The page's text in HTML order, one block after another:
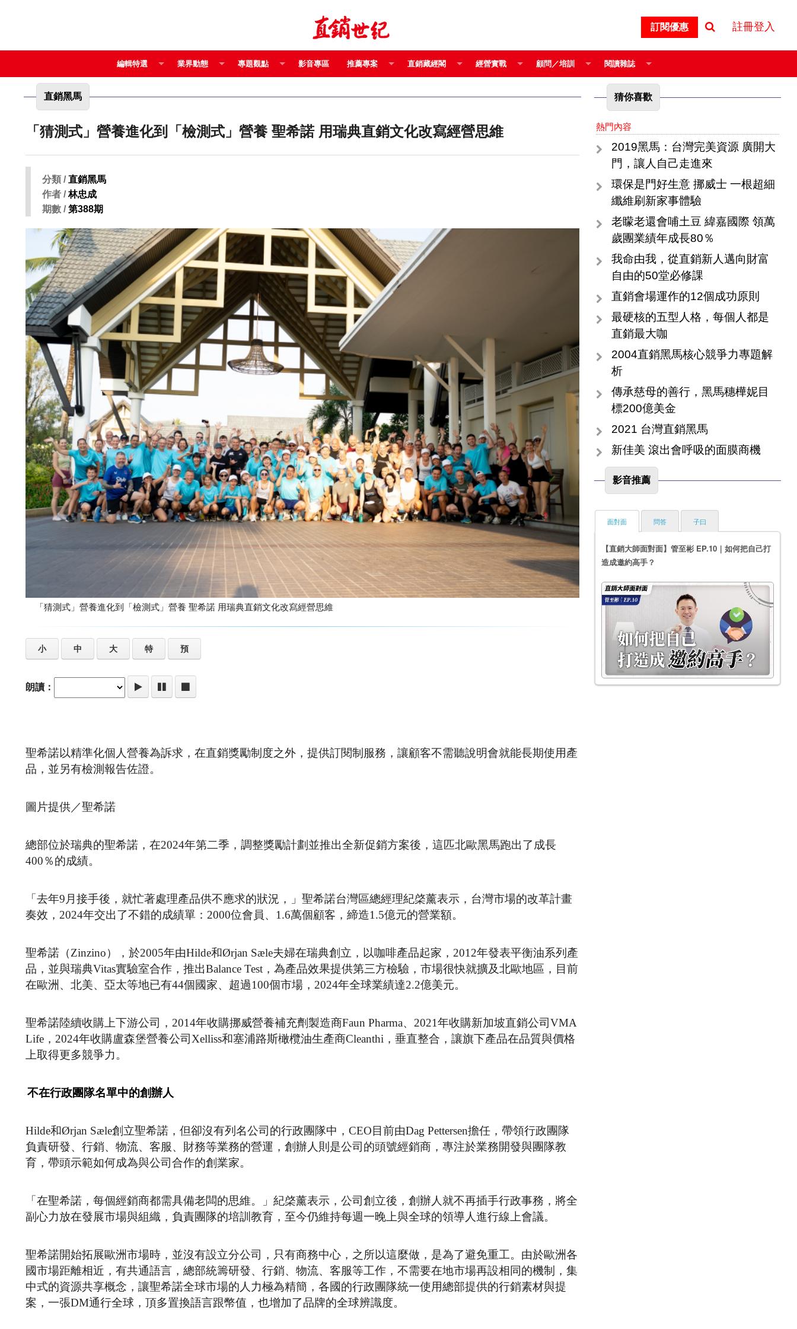
訂閱優惠 註冊登入
編輯特選 業界動態 專題觀點 影音專區 推薦專案 直銷藏經閣 經營實戰 顧問／培訓 閱讀雜誌
直銷黑馬
「猜測式」營養進化到「檢測式」營養 聖希諾 用瑞典直銷文化改寫經營思維
分類 /直銷黑馬
作者 /林忠成
期數 /第388期
「猜測式」營養進化到「檢測式」營養 聖希諾 用瑞典直銷文化改寫經營思維
小 中 大 特 預
朗讀：
聖希諾以精準化個人營養為訴求，在直銷獎勵制度之外，提供訂閱制服務，讓顧客不需聽說明會就能長期使用產
品，並另有檢測報告佐證。
圖片提供／聖希諾
總部位於瑞典的聖希諾，在2024年第二季，調整獎勵計劃並推出全新促銷方案後，這匹北歐黑馬跑出了成長
400％的成績。
「去年9月接手後，就忙著處理產品供不應求的狀況，」聖希諾台灣區總經理紀棨薰表示，台灣市場的改革計畫
奏效，2024年交出了不錯的成績單：2000位會員、1.6萬個顧客，締造1.5億元的營業額。
聖希諾（Zinzino），於2005年由Hilde和Ørjan Sæle夫婦在瑞典創立，以咖啡產品起家，2012年發表平衡油系列產
品，並與瑞典Vitas實驗室合作，推出Balance Test，為產品效果提供第三方檢驗，市場很快就擴及北歐地區，目前
在歐洲、北美、亞太等地已有44個國家、超過100個市場，2024年全球業績達2.2億美元。
聖希諾陸續收購上下游公司，2014年收購挪威營養補充劑製造商Faun Pharma、2021年收購新加坡直銷公司VMA
Life，2024年收購盧森堡營養公司Xelliss和塞浦路斯橄欖油生產商Cleanthi，垂直整合，讓旗下產品在品質與價格
上取得更多競爭力。
不在行政團隊名單中的創辦人
Hilde和Ørjan Sæle創立聖希諾，但卻沒有列名公司的行政團隊中，CEO目前由Dag Pettersen擔任，帶領行政團隊
負責研發、行銷、物流、客服、財務等業務的營運，創辦人則是公司的頭號經銷商，專注於業務開發與團隊教
育，帶頭示範如何成為與公司合作的創業家。
「在聖希諾，每個經銷商都需具備老闆的思維。」紀棨薰表示，公司創立後，創辦人就不再插手行政事務，將全
副心力放在發展市場與組織，負責團隊的培訓教育，至今仍維持每週一晚上與全球的領導人進行線上會議。
聖希諾開始拓展歐洲市場時，並沒有設立分公司，只有商務中心，之所以這麼做，是為了避免重工。由於歐洲各
國市場距離相近，有共通語言，總部統籌研發、行銷、物流、客服等工作，不需要在地市場再設相同的機制，集
中式的資源共享概念，讓聖希諾全球市場的人力極為精簡，各國的行政團隊統一使用總部提供的行銷素材與提
案，一張DM通行全球，頂多置換語言跟幣值，也增加了品牌的全球辨識度。
猜你喜歡
熱門內容
2019黑馬：台灣完美資源 廣開大
門，讓人自己走進來
環保是門好生意 挪威士 一根超細
纖維刷新家事體驗
老矇老還會哺土豆 緯嘉國際 領萬
歲團業績年成長80％
我命由我，從直銷新人邁向財富
自由的50堂必修課
直銷會場運作的12個成功原則
最硬核的五型人格，每個人都是
直銷最大咖
2004直銷黑馬核心競爭力專題解
析
傳承慈母的善行，黑馬穗樺妮目
標200億美金
2021 台灣直銷黑馬
新佳美 滾出會呼吸的面膜商機
影音推薦
面對面
【直銷大師面對面】管至彬 EP.10｜如何把自己打
造成邀約高手？
問答 子曰